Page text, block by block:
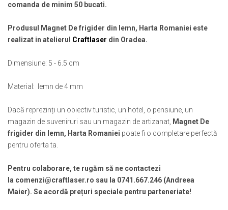
Muzeul National de Istorie a Romaniei
Orase si zone istorice
Bucuresti
Colonada Imperiala, Buzias
Maramures
Oradea
Sibiu
Palate si Curti Domnesti
Curtea Domneasca, Targoviste
Palatul Alexandru Ioan Cuza,
Suport pahare suvenir
Suport pahare suvenir din pluta
Tablouri acuarela
Tablouri metalice
Colectia "Belle Epoque"
Colectia "Visit Romania"
Colectia medievala
Colectia Vintage
comanda de minim 50 bucati.
Produsul Magnet De frigider din lemn, Harta Romaniei este
realizat in atelierul Craftlaser din Oradea.
Dimensiune: 5 - 6.5 cm
Material: lemn de 4 mm
Dacă reprezinți un obiectiv turistic, un hotel, o pensiune, un
magazin de suveniruri sau un magazin de artizanat, Magnet De
frigider din lemn, Harta Romaniei poate fi o completare perfectă
pentru oferta ta.
Pentru colaborare, te rugăm să ne contactezi
la comenzi@craftlaser.ro sau la 0741.667.246 (Andreea
Maier). Se acordă prețuri speciale pentru parteneriate!